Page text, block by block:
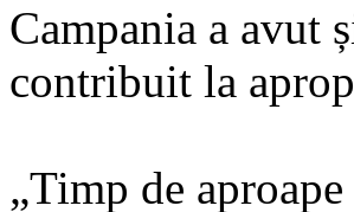
Campania a avut
contribuit la
„Timp de